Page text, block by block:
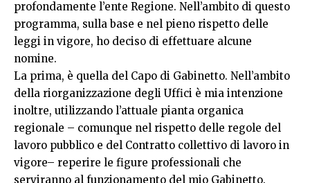
profondamente l’ente Regione. Nell’ambito di questo
programma, sulla base e nel pieno rispetto delle
leggi in vigore, ho deciso di effettuare alcune
nomine.
La prima, è quella del Capo di Gabinetto. Nell’ambito
della riorganizzazione degli Uffici è mia intenzione
inoltre, utilizzando l’attuale pianta organica
regionale – comunque nel rispetto delle regole del
lavoro pubblico e del Contratto collettivo di lavoro in
vigore– reperire le figure professionali che
serviranno al funzionamento del mio Gabinetto.